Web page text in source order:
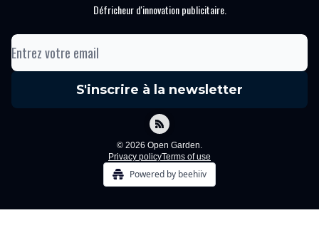
Défricheur d'innovation publicitaire.
© 2026 Open Garden.
Privacy policyTerms of use
Powered by beehiiv